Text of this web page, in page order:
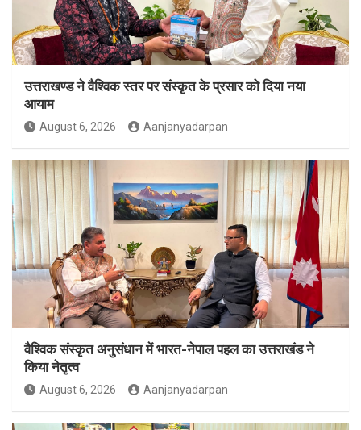
उत्तराखण्ड ने वैश्विक स्तर पर संस्कृत के प्रसार को दिया नया
आयाम
August 6, 2026 Aanjanyadarpan
वैश्विक संस्कृत अनुसंधान में भारत-नेपाल पहल का उत्तराखंड ने
किया नेतृत्व
August 6, 2026 Aanjanyadarpan